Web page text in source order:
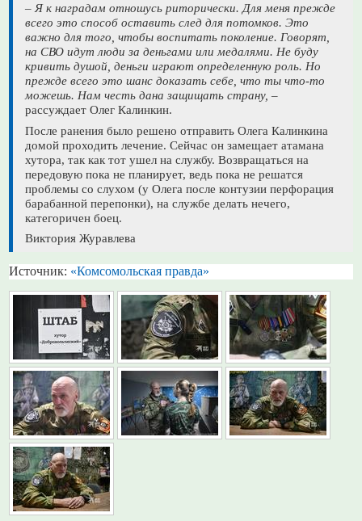
– Я к наградам отношусь риторически. Для меня прежде
всего это способ оставить след для потомков. Это
важно для того, чтобы воспитать поколение. Говорят,
на СВО идут люди за деньгами или медалями. Не буду
кривить душой, деньги играют определенную роль. Но
прежде всего это шанс доказать себе, что ты что-то
можешь. Нам честь дана защищать страну, –
рассуждает Олег Калинкин.
После ранения было решено отправить Олега Калинкина
домой проходить лечение. Сейчас он замещает атамана
хутора, так как тот ушел на службу. Возвращаться на
передовую пока не планирует, ведь пока не решатся
проблемы со слухом (у Олега после контузии перфорация
барабанной перепонки), на службе делать нечего,
категоричен боец.
Виктория Журавлева
Источник: «Комсомольская правда»